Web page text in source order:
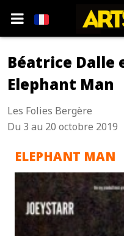
Béatrice Dalle
Elephant Man
Les Folies Bergère
Du 3 au 20 octobre 2019
ELEPHANT MAN